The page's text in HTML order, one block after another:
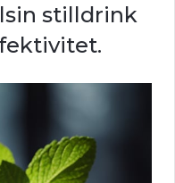
stilldrink